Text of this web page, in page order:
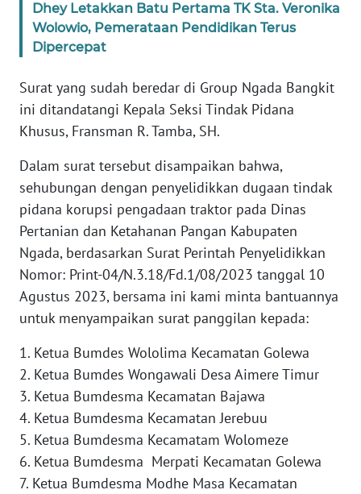
Dhey Letakkan Batu Pertama TK Sta. Veronika
Wolowio, Pemerataan Pendidikan Terus
Dipercepat
Surat yang sudah beredar di Group Ngada Bangkit
ini ditandatangi Kepala Seksi Tindak Pidana
Khusus, Fransman R. Tamba, SH.
Dalam surat tersebut disampaikan bahwa,
sehubungan dengan penyelidikkan dugaan tindak
pidana korupsi pengadaan traktor pada Dinas
Pertanian dan Ketahanan Pangan Kabupaten
Ngada, berdasarkan Surat Perintah Penyelidikkan
Nomor: Print-04/N.3.18/Fd.1/08/2023 tanggal 10
Agustus 2023, bersama ini kami minta bantuannya
untuk menyampaikan surat panggilan kepada:
1. Ketua Bumdes Wololima Kecamatan Golewa
2. Ketua Bumdes Wongawali Desa Aimere Timur
3. Ketua Bumdesma Kecamatan Bajawa
4. Ketua Bumdesma Kecamatan Jerebuu
5. Ketua Bumdesma Kecamatam Wolomeze
6. Ketua Bumdesma Merpati Kecamatan Golewa
7. Ketua Bumdesma Modhe Masa Kecamatan
WN
SERAMBI
JAMBI
WN
WN
NTB
WN
SULTENG
WN
SULBAR
WN
BABEL
WN
SUMBAR
WN